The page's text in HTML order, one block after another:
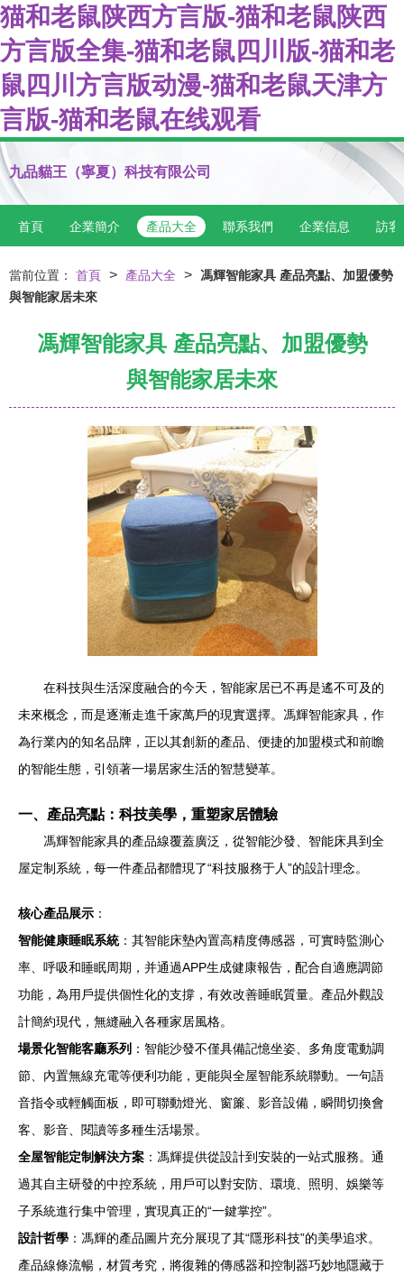
猫和老鼠陕西方言版-猫和老鼠陕西
方言版全集-猫和老鼠四川版-猫和老
鼠四川方言版动漫-猫和老鼠天津方
言版-猫和老鼠在线观看
九品貓王（寧夏）科技有限公司
首頁 企業簡介 產品大全 聯系我們 企業信息 訪客
當前位置： 首頁 > 產品大全 > 馮輝智能家具 產品亮點、加盟優勢
與智能家居未來
馮輝智能家具 產品亮點、加盟優勢
與智能家居未來
在科技與生活深度融合的今天，智能家居已不再是遙不可及的
未來概念，而是逐漸走進千家萬戶的現實選擇。馮輝智能家具，作
為行業內的知名品牌，正以其創新的產品、便捷的加盟模式和前瞻
的智能生態，引領著一場居家生活的智慧變革。
一、產品亮點：科技美學，重塑家居體驗
馮輝智能家具的產品線覆蓋廣泛，從智能沙發、智能床具到全
屋定制系統，每一件產品都體現了“科技服務于人”的設計理念。
核心產品展示 ：
智能健康睡眠系統：其智能床墊內置高精度傳感器，可實時監測心
率、呼吸和睡眠周期，并通過APP生成健康報告，配合自適應調節
功能，為用戶提供個性化的支撐，有效改善睡眠質量。產品外觀設
計簡約現代，無縫融入各種家居風格。
場景化智能客廳系列 ：智能沙發不僅具備記憶坐姿、多角度電動調
節、內置無線充電等便利功能，更能與全屋智能系統聯動。一句語
音指令或輕觸面板，即可聯動燈光、窗簾、影音設備，瞬間切換會
客、影音、閱讀等多種生活場景。
全屋智能定制解決方案 ：馮輝提供從設計到安裝的一站式服務。通
過其自主研發的中控系統，用戶可以對安防、環境、照明、娛樂等
子系統進行集中管理，實現真正的“一鍵掌控”。
設計哲學 ：馮輝的產品圖片充分展現了其“隱形科技”的美學追求。
產品線條流暢，材質考究，將復雜的傳感器和控制器巧妙地隱藏于